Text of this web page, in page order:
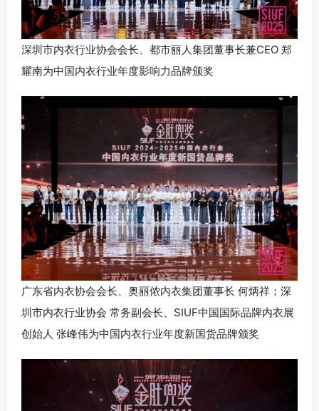
深圳市内衣行业协会会长、都市丽人集团董事长兼CEO 郑
耀南为中国内衣行业年度影响力品牌颁奖
广东省内衣协会会长、奥丽侬内衣集团董事长 何炳祥；深
圳市内衣行业协会 常务副会长、SIUF中国国际品牌内衣展
创始人 张峰伟为中国内衣行业年度新国货品牌颁奖